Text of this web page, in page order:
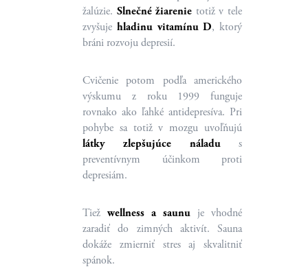
žalúzie. Slnečné žiarenie totiž v tele
zvyšuje hladinu vitamínu D, ktorý
bráni rozvoju depresií.
Cvičenie potom podľa amerického
výskumu z roku 1999 funguje
rovnako ako ľahké antidepresíva. Pri
pohybe sa totiž v mozgu uvoľňujú
látky zlepšujúce náladus
preventívnym účinkom proti
depresiám.
Tiež wellness a saunu je vhodné
zaradiť do zimných aktivít. Sauna
dokáže zmierniť stres aj skvalitniť
spánok.